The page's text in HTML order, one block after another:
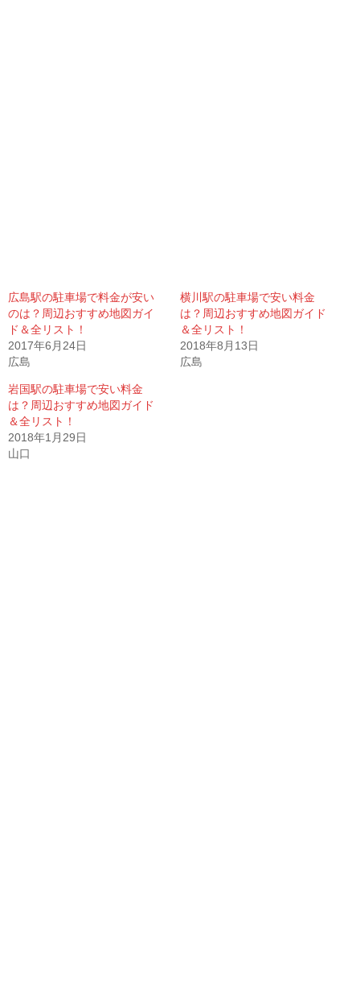
広島駅の駐車場で料金が安い
のは？周辺おすすめ地図ガイ
ド＆全リスト！
2017年6月24日
広島
横川駅の駐車場で安い料金
は？周辺おすすめ地図ガイド
＆全リスト！
2018年8月13日
広島
岩国駅の駐車場で安い料金
は？周辺おすすめ地図ガイド
＆全リスト！
2018年1月29日
山口